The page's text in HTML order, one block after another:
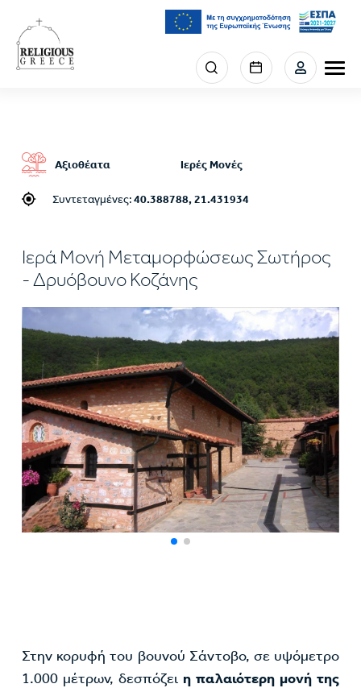
προς
κυρίως
περιεχόμενο
Menu
section
Αξιοθέατα Ιερές Μονές
Συντεταγμένες:40.388788, 21.431934
Ιερά Μονή Μεταμορφώσεως Σωτήρος
- Δρυόβουνο Κοζάνης
Στην κορυφή του βουνού Σάντοβο, σε υψόμετρο
1.000 μέτρων, δεσπόζει η παλαιότερη μονή της